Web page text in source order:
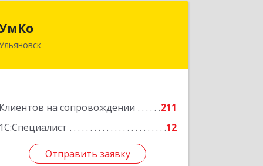
Клиентов на сопровождении
211
1С:Специалист
12
Отправить заявку
432027, Ульяновская обл, Ульяновск г,
Отправить заявку